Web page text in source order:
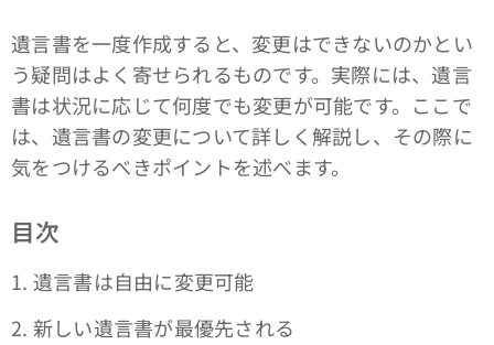
遺言書を一度作成すると、変更はできないのかとい
う疑問はよく寄せられるものです。実際には、遺言
書は状況に応じて何度でも変更が可能です。ここで
は、遺言書の変更について詳しく解説し、その際に
気をつけるべきポイントを述べます。
目次
1. 遺言書は自由に変更可能
2. 新しい遺言書が最優先される